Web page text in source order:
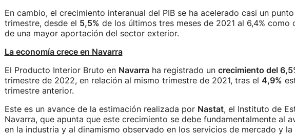
En cambio, el crecimiento interanual del PIB se ha acelerado casi un
trimestre, desde el 5,5% de los últimos tres meses de 2021 al 6,4% como
de una mayor aportación del sector exterior.
La economía crece en Navarra
El Producto Interior Bruto en Navarraha registrado un crecimiento del
trimestre de 2022, en relación al mismo trimestre de 2021, tras el 4,9%
trimestre anterior.
Este es un avance de la estimación realizada por Nastat, el Instituto de
Navarra, que apunta que este crecimiento se debe fundamentalmente al
en la industria y al dinamismo observado en los servicios de mercado y